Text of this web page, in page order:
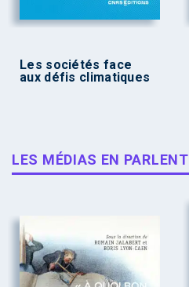
Les sociétés face
aux défis climatiques
LES MÉDIAS EN PARLENT